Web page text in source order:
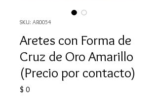
SKU: AR0054
Aretes con Forma de
Cruz de Oro Amarillo
(Precio por contacto)
$ 0